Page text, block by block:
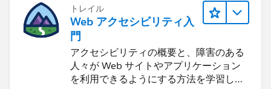
トレイル
Web アクセシビリティ入
門
アクセシビリティの概要と、障害のある
人々が Web サイトやアプリケーション
を利用できるようにする方法を学習しま